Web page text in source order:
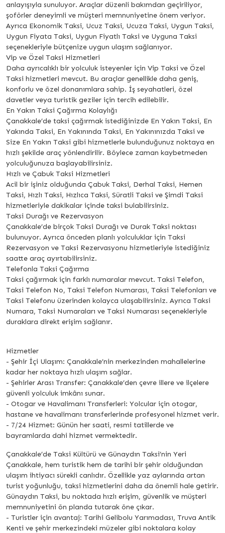
anlayışıyla sunuluyor. Araçlar düzenli bakımdan geçiriliyor,
şoförler deneyimli ve müşteri memnuniyetine önem veriyor.
Ayrıca Ekonomik Taksi, Ucuz Taksi, Ucuza Taksi, Uygun Taksi,
Uygun Fiyata Taksi, Uygun Fiyatlı Taksi ve Uyguna Taksi
seçenekleriyle bütçenize uygun ulaşım sağlanıyor.
Vip ve Özel Taksi Hizmetleri
Daha ayrıcalıklı bir yolculuk isteyenler için Vip Taksi ve Özel
Taksi hizmetleri mevcut. Bu araçlar genellikle daha geniş,
konforlu ve özel donanımlara sahip. İş seyahatleri, özel
davetler veya turistik geziler için tercih edilebilir.
En Yakın Taksi Çağırma Kolaylığı
Çanakkale’de taksi çağırmak istediğinizde En Yakın Taksi, En
Yakında Taksi, En Yakınında Taksi, En Yakınınızda Taksi ve
Size En Yakın Taksi gibi hizmetlerle bulunduğunuz noktaya en
hızlı şekilde araç yönlendirilir. Böylece zaman kaybetmeden
yolculuğunuza başlayabilirsiniz.
Hızlı ve Çabuk Taksi Hizmetleri
Acil bir işiniz olduğunda Çabuk Taksi, Derhal Taksi, Hemen
Taksi, Hızlı Taksi, Hızlıca Taksi, Süratli Taksi ve Şimdi Taksi
hizmetleriyle dakikalar içinde taksi bulabilirsiniz.
Taksi Durağı ve Rezervasyon
Çanakkale’de birçok Taksi Durağı ve Durak Taksi noktası
bulunuyor. Ayrıca önceden planlı yolculuklar için Taksi
Rezervasyon ve Taksi Rezervasyonu hizmetleriyle istediğiniz
saatte araç ayırtabilirsiniz.
Telefonla Taksi Çağırma
Taksi çağırmak için farklı numaralar mevcut. Taksi Telefon,
Taksi Telefon No, Taksi Telefon Numarası, Taksi Telefonları ve
Taksi Telefonu üzerinden kolayca ulaşabilirsiniz. Ayrıca Taksi
Numara, Taksi Numaraları ve Taksi Numarası seçenekleriyle
duraklara direkt erişim sağlanır.
Hizmetler
- Şehir İçi Ulaşım: Çanakkale’nin merkezinden mahallelerine
kadar her noktaya hızlı ulaşım sağlar.
- Şehirler Arası Transfer: Çanakkale’den çevre illere ve ilçelere
güvenli yolculuk imkânı sunar.
- Otogar ve Havalimanı Transferleri: Yolcular için otogar,
hastane ve havalimanı transferlerinde profesyonel hizmet verir.
- 7/24 Hizmet: Günün her saati, resmi tatillerde ve
bayramlarda dahi hizmet vermektedir.
Çanakkale’de Taksi Kültürü ve Günaydın Taksi’nin Yeri
Çanakkale, hem turistik hem de tarihi bir şehir olduğundan
ulaşım ihtiyacı sürekli canlıdır. Özellikle yaz aylarında artan
turist yoğunluğu, taksi hizmetlerini daha da önemli hale getirir.
Günaydın Taksi, bu noktada hızlı erişim, güvenlik ve müşteri
memnuniyetini ön planda tutarak öne çıkar.
- Turistler için avantaj: Tarihi Gelibolu Yarımadası, Truva Antik
Kenti ve şehir merkezindeki müzeler gibi noktalara kolay